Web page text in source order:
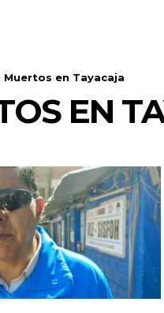
Muertos en Tayacaja
EN